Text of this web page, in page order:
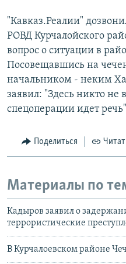
"Кавказ.Реалии"
РОВД Курчалойского
вопрос о ситуации в
Посовещавшись на
начальником - неким
заявил: "Здесь никто не
спецоперации идет
Поделиться
Материалы по
Кадыров заявил о
террористические
В Курчалоевском районе